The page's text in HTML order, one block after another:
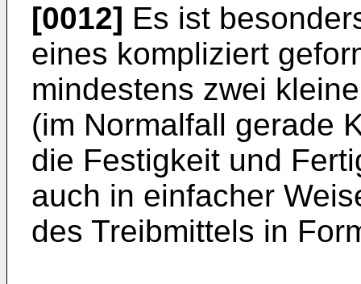
[0012] Es ist
eines kompliziert
mindestens zwei
(im Normalfall gerade
die Festigkeit und
auch in einfacher
des Treibmittels in